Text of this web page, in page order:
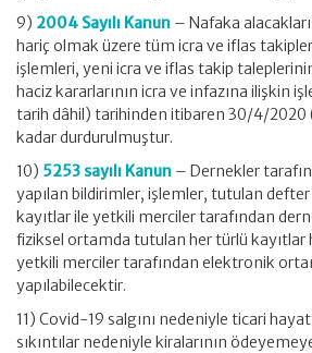
9) 2004 Sayılı Kanun – Nafaka
hariç olmak üzere tüm icra ve iflas
işlemleri, yeni icra ve iflas takip
haciz kararlarının icra ve infazına ilişkin
tarih dâhil) tarihinden itibaren 30/4/2020
kadar durdurulmuştur.
10) 5253 sayılı Kanun – Dernekler
yapılan bildirimler, işlemler, tutulan defter
kayıtlar ile yetkili merciler tarafından
fiziksel ortamda tutulan her türlü kayıtlar
yetkili merciler tarafından elektronik
yapılabilecektir.
11) Covid-19 salgını nedeniyle ticari
sıkıntılar nedeniyle kiralarının